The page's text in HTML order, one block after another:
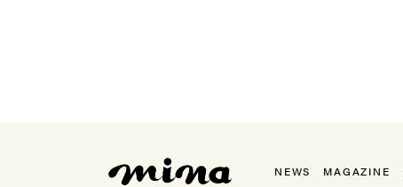
NEWS MAGAZINE